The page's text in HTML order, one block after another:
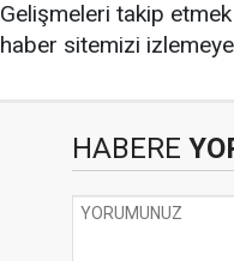
Gelişmeleri takip
haber sitemizi
HABERE